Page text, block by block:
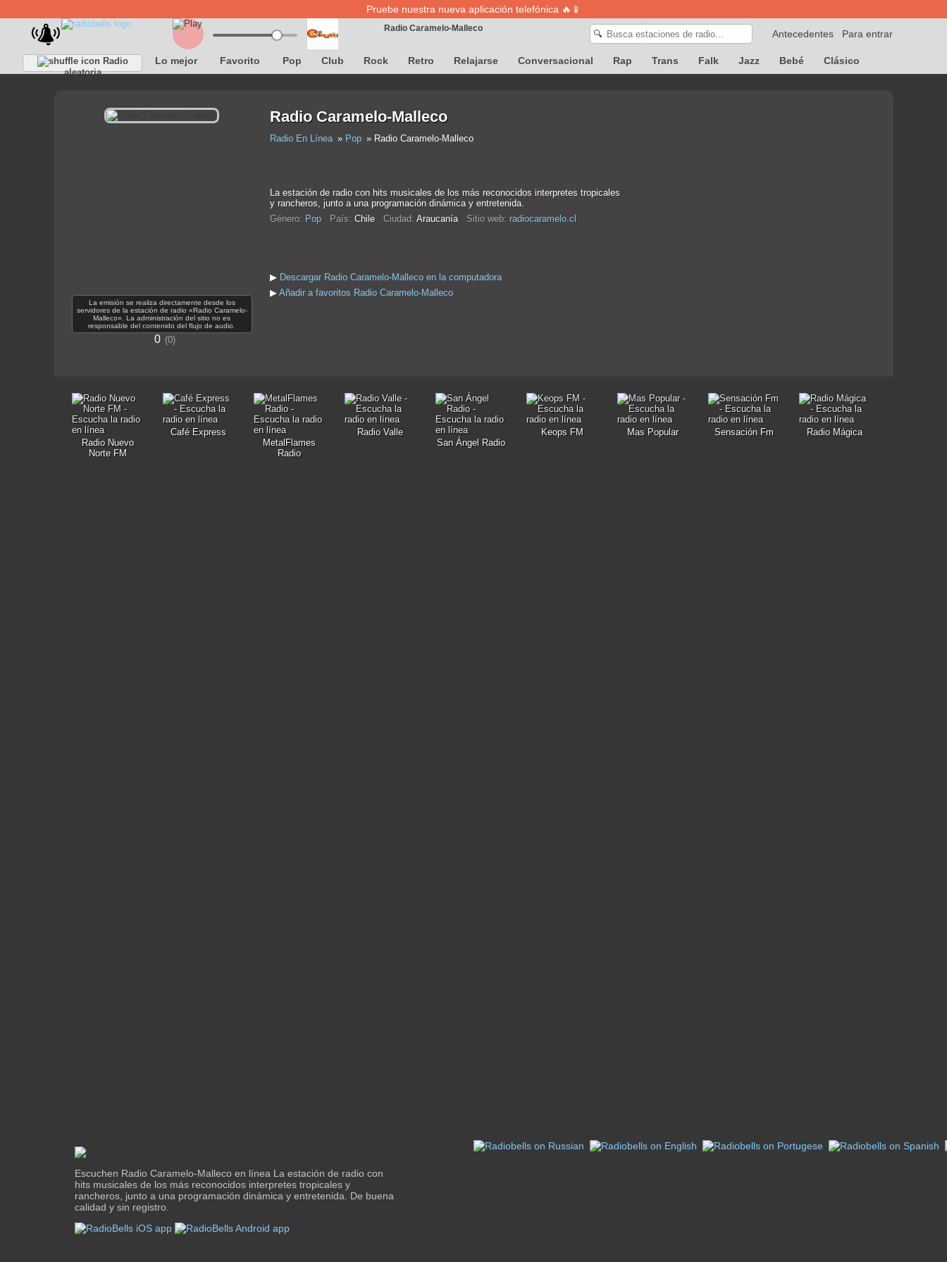
Pruebe nuestra nueva aplicación telefónica 🔥📱
Para entrar
Antecedentes
🔍
Radio Caramelo-Malleco
Radio
aleatoria
Lo mejor Favorito Pop Club Rock Retro Relajarse Conversacional Rap Trans Falk Jazz Bebé Clásico
La emisión se realiza directamente desde los
servidores de la estación de radio «Radio Caramelo-
Malleco». La administración del sitio no es
responsable del contenido del flujo de audio.
0 0
Radio Caramelo-Malleco
Radio En Línea Pop Radio Caramelo-Malleco
La estación de radio con hits musicales de los más reconocidos interpretes tropicales
y rancheros, junto a una programación dinámica y entretenida.
Género: Pop País: Chile Ciudad: Araucanía Sitio web: radiocaramelo.cl
▶ Descargar Radio Caramelo-Malleco en la computadora
▶ Añadir a favoritos Radio Caramelo-Malleco
Radio Nuevo
Norte FM
Café Express
MetalFlames
Radio
Radio Valle
San Ángel Radio
Keops FM Mas Popular Sensación Fm Radio Mágica
Escuchen Radio Caramelo-Malleco en línea La estación de radio con
hits musicales de los más reconocidos interpretes tropicales y
rancheros, junto a una programación dinámica y entretenida. De buena
calidad y sin registro.